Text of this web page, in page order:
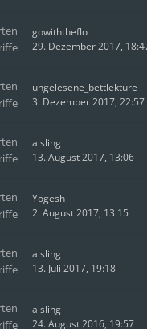
gowiththeflo
29. Dezember 2017,
ungelesene_bettlektüre
3. Dezember 2017, 22:57
aisling
13. August 2017, 13:06
Yogesh
2. August 2017, 13:15
aisling
13. Juli 2017, 19:18
aisling
24. August 2016, 19:57